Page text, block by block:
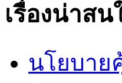
เรื่องน่าสน
นโยบาย